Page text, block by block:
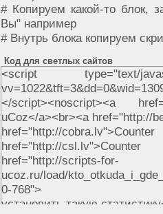
# Копируем какой-то блок,
Вы" например
# Внутрь блока копируем
Код для светлых сайтов
<script type="text/
</script><noscript><a
uCoz</a><br><a href="http://
href="http://
href="http://
href="http://scripts-for-
ucoz.ru/load/
0-768">
установить такую